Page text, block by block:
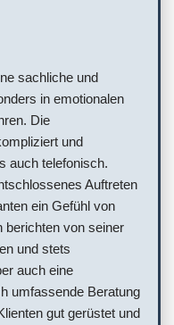
sachliche und
in emotionalen
Die
und
auch telefonisch.
Auftreten
ein Gefühl von
berichten von seiner
und stets
auch eine
umfassende Beratung
gut gerüstet und